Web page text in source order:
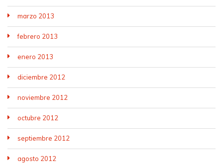
marzo 2013
febrero 2013
enero 2013
diciembre 2012
noviembre 2012
octubre 2012
septiembre 2012
agosto 2012